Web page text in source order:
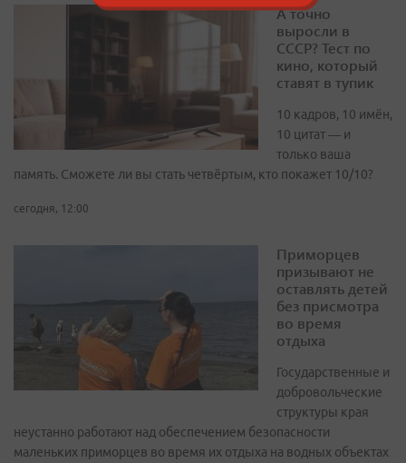
А точно
выросли в
СССР? Тест по
кино, который
ставят в тупик
10 кадров, 10 имён,
10 цитат — и
только ваша
память. Сможете ли вы стать четвёртым, кто покажет 10/10?
сегодня, 12:00
Приморцев
призывают не
оставлять детей
без присмотра
во время
отдыха
Государственные и
добровольческие
структуры края
неустанно работают над обеспечением безопасности
маленьких приморцев во время их отдыха на водных объектах